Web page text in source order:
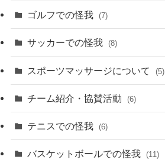
ゴルフでの怪我 (7)
サッカーでの怪我 (8)
スポーツマッサージについて (5)
チーム紹介・協賛活動 (6)
テニスでの怪我 (6)
バスケットボールでの怪我 (11)